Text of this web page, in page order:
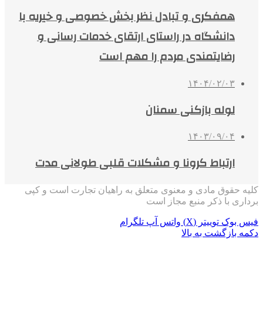
همفکری و تبادل نظر بخش خصوصی و خیریه با
دانشگاه در راستای ارتقای خدمات رسانی و
رضایتمندی مردم را مهم است
۱۴۰۴/۰۲/۰۳
لوله بازکنی سمنان
۱۴۰۳/۰۹/۰۴
ارتباط کرونا و مشکلات قلبی طولانی مدت
کلیه حقوق مادی و معنوی متعلق به راهیان تجارت است و کپی
برداری با ذکر منبع مجاز است
فیس بوک توییتر (X) واتس آپ تلگرام
دکمه بازگشت به بالا